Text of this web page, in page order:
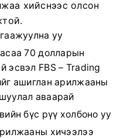
хийснээс олсон
уу
70 долларын
эсвэл FBS – Trading
ашиглан арилжааны
аваарай
бүс рүү холбоно уу
хичээлээ